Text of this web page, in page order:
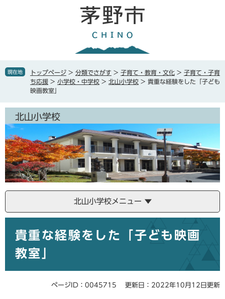
で
ば現在地 トップページ > 分類でさがす > 子育て・教育・文化 > 子育て・子育
ち応援 > 小学校・中学校 > 北山小学校 > 貴重な経験をした「子ども
映画教室」
北山小学校
北山小学校メニュー
貴重な経験をした「子ども映画
教室」
ページID：0045715 更新日：2022年10月12日更新